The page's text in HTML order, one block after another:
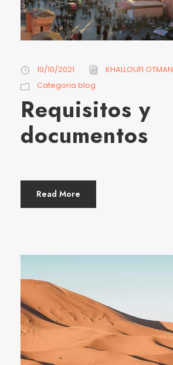
10/10/2021
KHALLOUFI OTMAN
Categoria blog
Requisitos y
documentos
Read More